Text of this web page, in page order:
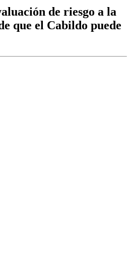
de riesgo a la
que el Cabildo puede